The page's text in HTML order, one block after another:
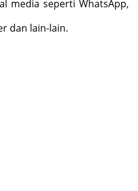
media seperti WhatsApp,
dan lain-lain.